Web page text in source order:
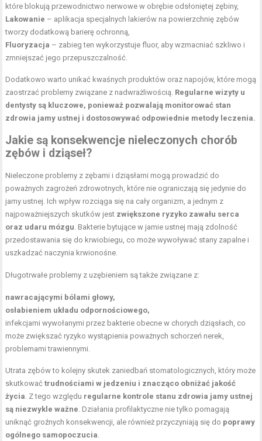
które blokują przewodnictwo nerwowe w obrębie odsłoniętej zębiny,
Lakowanie – aplikacja specjalnych lakierów na powierzchnię zębów
tworzy dodatkową barierę ochronną,
Fluoryzacja – zabieg ten wykorzystuje fluor, aby wzmacniać szkliwo i
zmniejszać jego przepuszczalność.
Dodatkowo warto unikać kwaśnych produktów oraz napojów, które mogą
zaostrzać problemy związane z nadwrażliwością. Regularne wizyty u
dentysty są kluczowe, ponieważ pozwalają monitorować stan
zdrowia jamy ustnej i dostosowywać odpowiednie metody leczenia.
Jakie są konsekwencje nieleczonych chorób
zębów i dziąseł?
Nieleczone problemy z zębami i dziąsłami mogą prowadzić do
poważnych zagrożeń zdrowotnych, które nie ograniczają się jedynie do
jamy ustnej. Ich wpływ rozciąga się na cały organizm, a jednym z
najpoważniejszych skutków jest zwiększone ryzyko zawału serca
oraz udaru mózgu . Bakterie bytujące w jamie ustnej mają zdolność
przedostawania się do krwiobiegu, co może wywoływać stany zapalne i
uszkadzać naczynia krwionośne.
Długotrwałe problemy z uzębieniem są także związane z:
nawracającymi bólami głowy,
osłabieniem układu odpornościowego,
infekcjami wywołanymi przez bakterie obecne w chorych dziąsłach, co
może zwiększać ryzyko wystąpienia poważnych schorzeń nerek,
problemami trawiennymi.
Utrata zębów to kolejny skutek zaniedbań stomatologicznych, który może
skutkowaćtrudnościami w jedzeniu i znacząco obniżać jakość
życia . Z tego względu regularne kontrole stanu zdrowia jamy ustnej
są niezwykle ważne . Działania profilaktyczne nie tylko pomagają
uniknąć groźnych konsekwencji, ale również przyczyniają się do poprawy
ogólnego samopoczucia